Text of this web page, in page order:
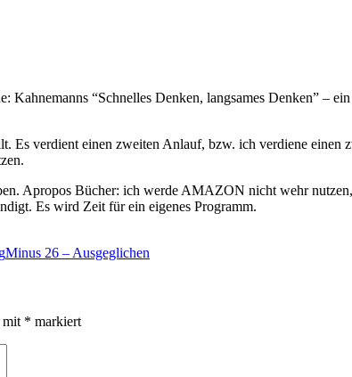
“Schnelles Denken, langsames Denken” –
Es verdient einen zweiten Anlauf, bzw. ich verdiene
Apropos Bücher: ich werde AMAZON nicht wehr
Es wird Zeit für ein eigenes Programm.
Minus 26 – Ausgeglichen
mit * markiert